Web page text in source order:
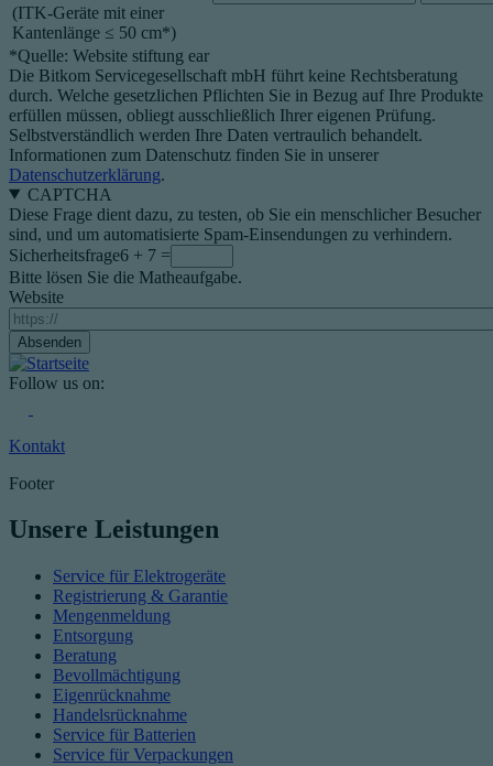
(ITK-Geräte mit einer
Kantenlänge ≤ 50 cm*)
*Quelle: Website stiftung ear
Die Bitkom Servicegesellschaft mbH führt keine Rechtsberatung
durch. Welche gesetzlichen Pflichten Sie in Bezug auf Ihre Produkte
erfüllen müssen, obliegt ausschließlich Ihrer eigenen Prüfung.
Selbstverständlich werden Ihre Daten vertraulich behandelt.
Informationen zum Datenschutz finden Sie in unserer
Datenschutzerklärung.
CAPTCHA
Diese Frage dient dazu, zu testen, ob Sie ein menschlicher Besucher
sind, und um automatisierte Spam-Einsendungen zu verhindern.
Sicherheitsfrage6 + 7 =
Bitte lösen Sie die Matheaufgabe.
Website
Follow us on:
Kontakt
Footer
Unsere Leistungen
Service für Elektrogeräte
Registrierung & Garantie
Mengenmeldung
Entsorgung
Beratung
Bevollmächtigung
Eigenrücknahme
Handelsrücknahme
Service für Batterien
Service für Verpackungen